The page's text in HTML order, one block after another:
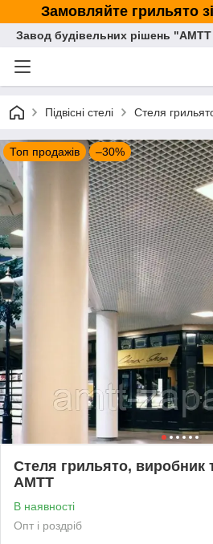
Замовляйте грильято
Завод будівельних рішень
Підвісні стелі Стеля
Топ продажів –30%
Стеля грильято, виробник
АМТТ
В наявності
Опт і роздріб